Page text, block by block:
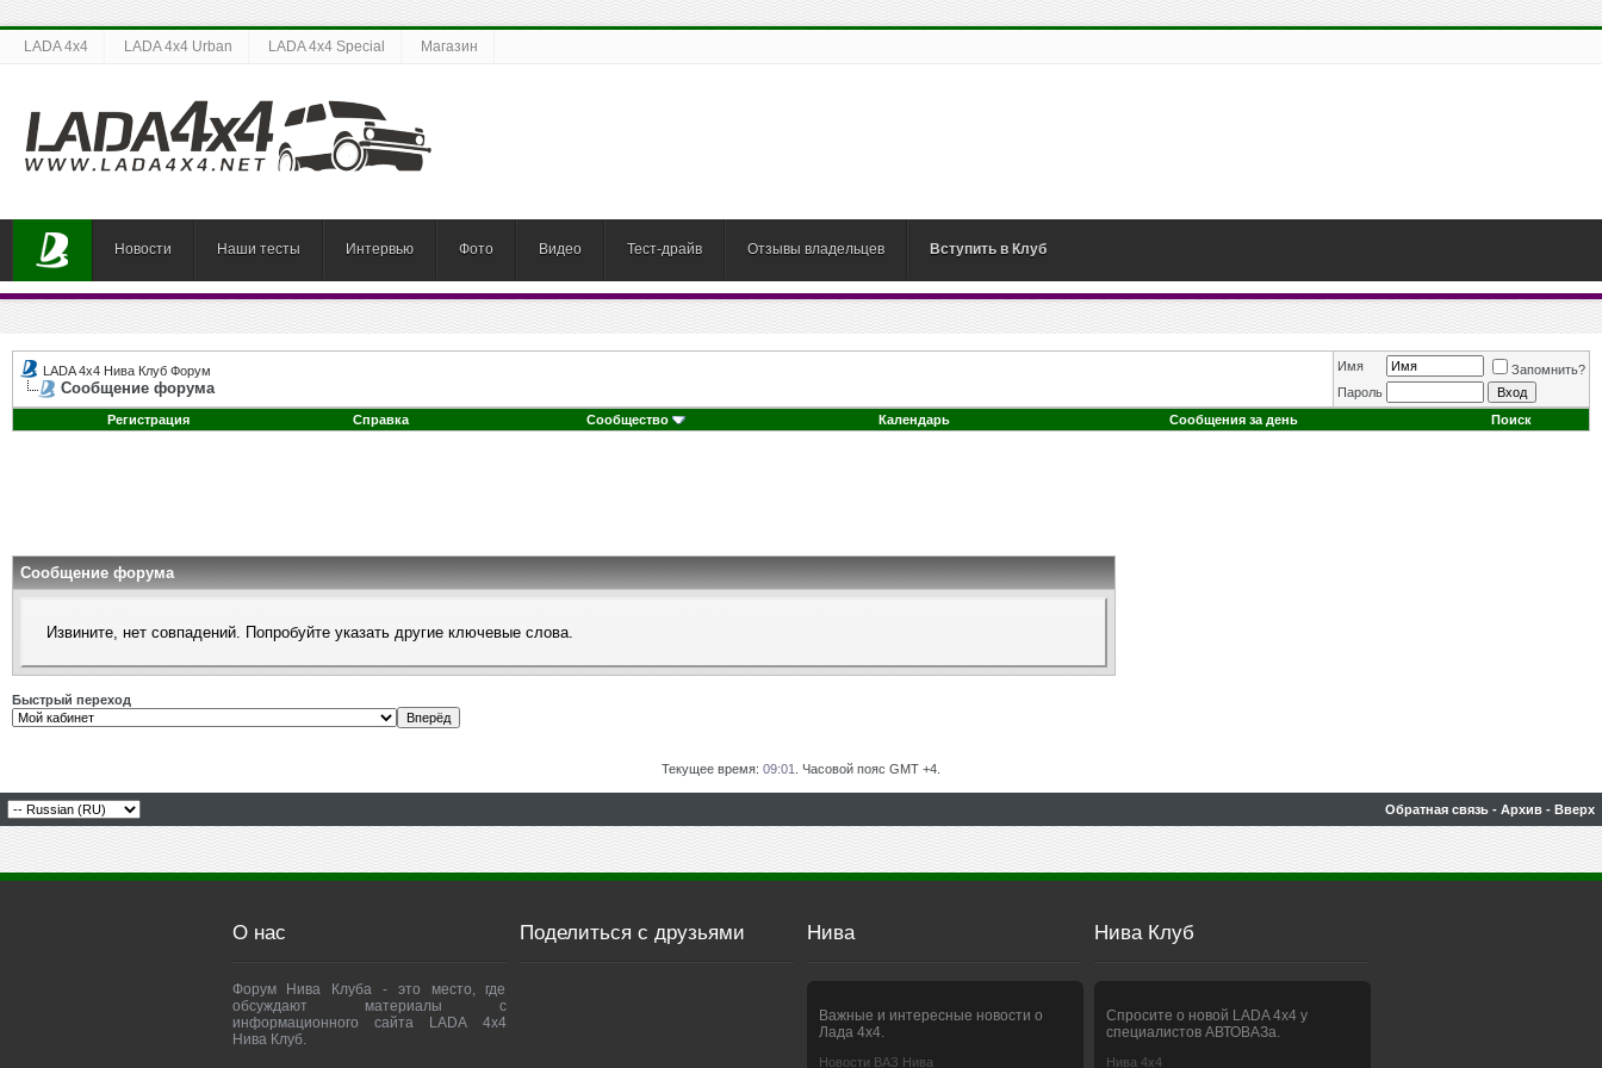
LADA 4x4 LADA 4x4 Urban LADA 4x4 Special Магазин
Новости Наши тесты Интервью Фото Видео Тест-драйв Отзывы владельцев Вступить в Клуб
LADA 4x4 Нива Клуб Форум
Сообщение форума
Имя
Запомнить?
Пароль
Регистрация
Справка Сообщество Календарь Сообщения за день Поиск
Сообщение форума
Извините, нет совпадений. Попробуйте указать другие ключевые слова.
Быстрый переход
Текущее время: 09:01 . Часовой пояс GMT +4.
Обратная связь - Архив - Вверх
О нас
Форум Нива Клуба - это место, где
обсуждают материалы с
информационного сайта LADA 4x4
Нива Клуб.
Поделиться с друзьями Нива
Важные и интересные новости о
Лада 4х4.
Новости ВАЗ Нива
Нива Клуб
Спросите о новой LADA 4x4 у
специалистов АВТОВАЗа.
Нива 4х4